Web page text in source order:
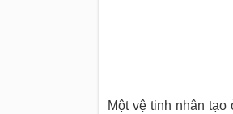
Một vệ tinh nhân